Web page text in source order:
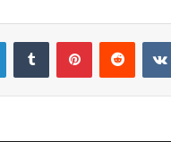
LinkedInTumblr PinterestReddit